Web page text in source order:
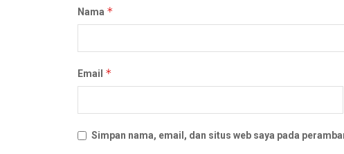
Nama *
Email *
Simpan nama, email, dan situs web saya pada